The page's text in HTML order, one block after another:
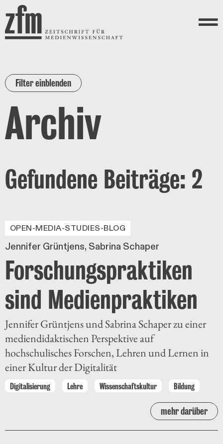
Direkt zum Inhalt
ZEITSCHRIFT FÜR
MEDIENWISSENSCHAFT
Menü
Filter einblenden
Archiv
Gefundene Beiträge: 2
OPEN-MEDIA-STUDIES-BLOG
Jennifer Grüntjens Sabrina Schaper
Forschungspraktiken
sind Medienpraktiken
Jennifer Grüntjens und Sabrina Schaper zu einer
mediendidaktischen Perspektive auf
hochschulisches Forschen, Lehren und Lernen in
einer Kultur der Digitalität
Digitalisierung Lehre Wissenschaftskultur Bildung
mehr darüber